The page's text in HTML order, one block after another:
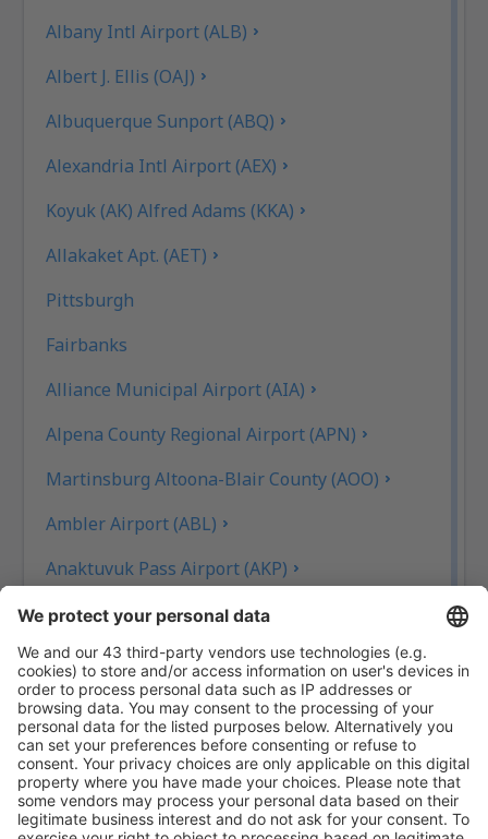
Albany Intl Airport (ALB)
Albert J. Ellis (OAJ)
Albuquerque Sunport (ABQ)
Alexandria Intl Airport (AEX)
Koyuk (AK) Alfred Adams (KKA)
Allakaket Apt. (AET)
Pittsburgh
Fairbanks
Alliance Municipal Airport (AIA)
Alpena County Regional Airport (APN)
Martinsburg Altoona-Blair County (AOO)
Ambler Airport (ABL)
Anaktuvuk Pass Airport (AKP)
Aeropuerto de Angel Fire (AXX)
Angoon Seaplane Base (AGN)
Aniak Airport (ANI)
Durango
Ann Arbor Municipal Airport (ARB)